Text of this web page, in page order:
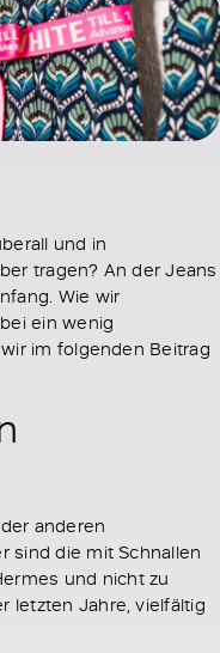
und in
tragen? An der Jeans
Wie wir
ein wenig
im folgenden Beitrag
anderen
sind die mit Schnallen
und nicht zu
letzten Jahre, vielfältig